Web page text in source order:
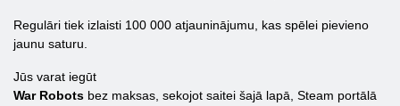
Regulāri tiek izlaisti 100 000 atjauninājumu, kas spēlei pievieno
jaunu saturu.
Jūs varat iegūt
War Robots bez maksas, sekojot saitei šajā lapā, Steam portālā